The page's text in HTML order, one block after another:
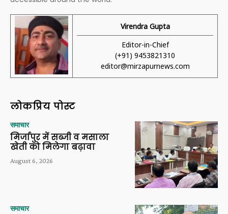
Virendra Gupta
Editor-in-Chief
(+91) 9453821310
editor@mirzapurnews.com
लोकप्रिय पोस्ट
समाचार
मिर्जापुर में सब्जी व मसाला
खेती को मिलेगा बढ़ावा
August 6, 2026
समाचार